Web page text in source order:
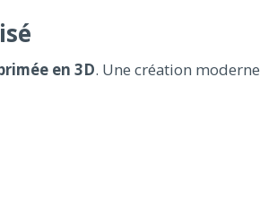
en 3D. Une création moderne